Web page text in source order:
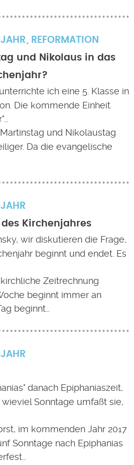
REFORMATION
und Nikolaus in das
ich eine 5. Klasse in
Die kommende Einheit
und Nikolaustag
Da die evangelische
Kirchenjahres
wir diskutieren die Frage,
beginnt und endet. Es
Zeitrechnung
beginnt immer an
beginnt…
danach Epiphaniaszeit,
Sonntage umfaßt sie,
im kommenden Jahr 2017
Sonntage nach Epiphanias